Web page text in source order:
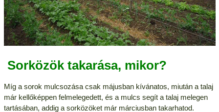
Sorközök takarása, mikor?
Míg a sorok mulcsozása csak májusban kívánatos, miután a talaj
már kellőképpen felmelegedett, és a mulcs segít a talaj melegen
tartásában, addig a sorközöket már márciusban takarhatod.